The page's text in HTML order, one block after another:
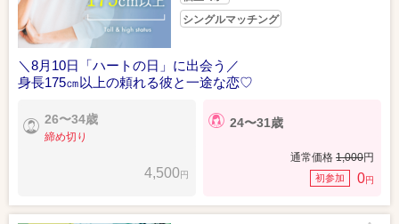
シングルマッチング
＼8月10日「ハートの日」に出会う／
身長175㎝以上の頼れる彼と一途な恋♡
26〜34歳
締め切り
4,500円
24〜31歳
通常価格 1,000円
初参加 0円